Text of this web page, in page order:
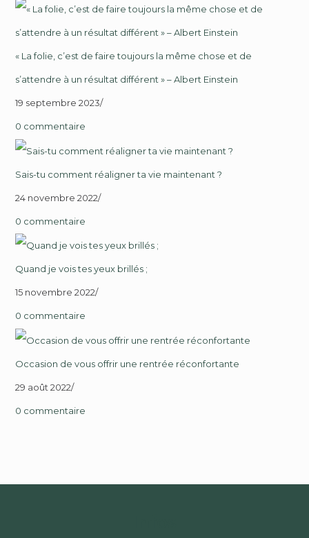
« La folie, c’est de faire toujours la même chose et de
s’attendre à un résultat différent » – Albert Einstein
19 septembre 2023/
0 commentaire
Sais-tu comment réaligner ta vie maintenant ?
24 novembre 2022/
0 commentaire
Quand je vois tes yeux brillés ;
15 novembre 2022/
0 commentaire
Occasion de vous offrir une rentrée réconfortante
29 août 2022/
0 commentaire